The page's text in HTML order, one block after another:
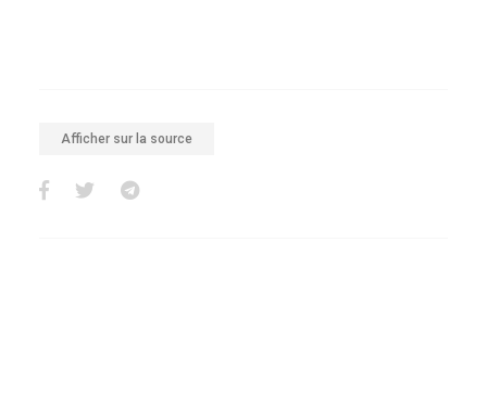
Afficher sur la source